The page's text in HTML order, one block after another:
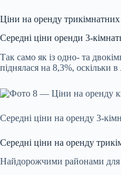
Ціни на оренду
Середні ціни оренди 3-
Так само як із одно- та
піднялася на 8,3%, оскільки
Середні ціни на оренду 3-
Середні ціни на оренду
Найдорожчими районами для